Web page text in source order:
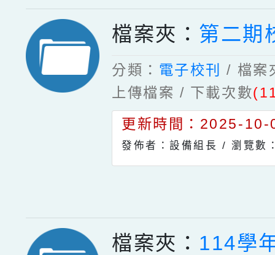
檔案夾： 第二期
分類： 電子校刊
/ 檔案
上傳檔案 / 下載次數
更新時間：2025-
發佈者：設備組長 /瀏覽數
檔案夾： 114學